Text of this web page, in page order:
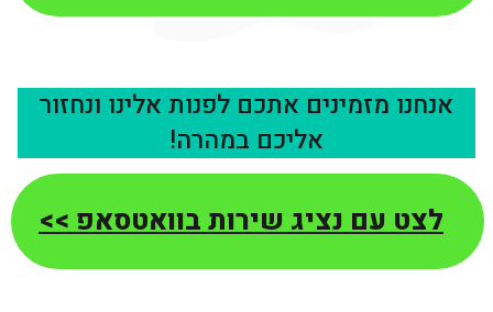
אנחנו מזמינים אתכם לפנות אלינו ונחזור
אליכם במהרה!
לצט עם נציג שירות בוואטסאפ >>